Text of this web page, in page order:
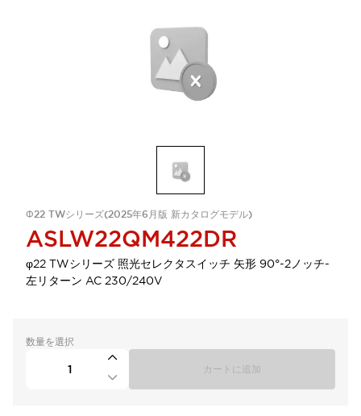
Φ22 TWシリーズ(2025年6月版 新カタログモデル)
ASLW22QM422DR
φ22 TWシリーズ 照光セレクタスイッチ 矢形 90°-2ノッチ-
左リターン AC 230/240V
数量を選択
カートに追加